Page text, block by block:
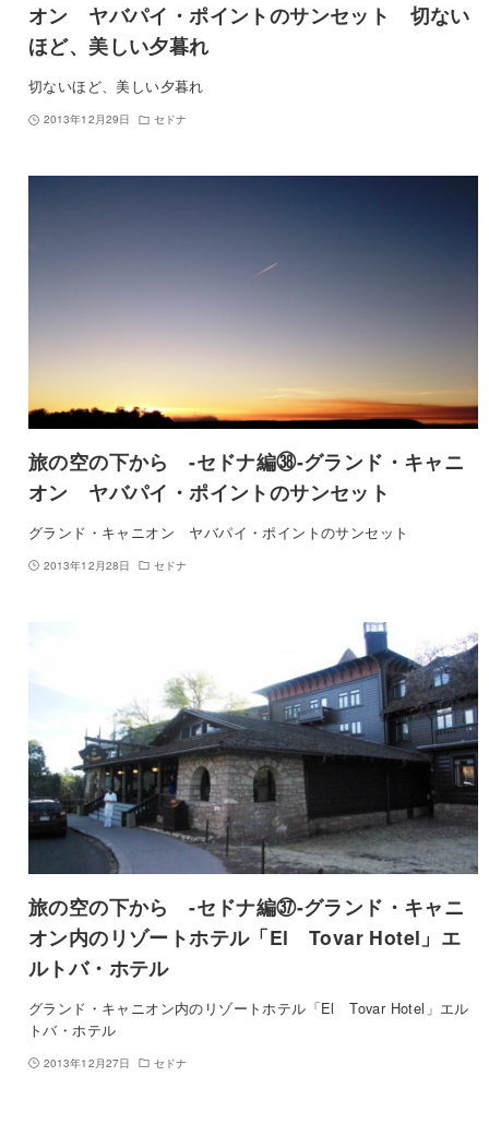
オン ヤバパイ・ポイントのサンセット 切ない
ほど、美しい夕暮れ
切ないほど、美しい夕暮れ
2013年12月29日 セドナ
旅の空の下から -セドナ編㊳-グランド・キャニ
オン ヤバパイ・ポイントのサンセット
グランド・キャニオン ヤバパイ・ポイントのサンセット
2013年12月28日 セドナ
旅の空の下から -セドナ編㊲-グランド・キャニ
オン内のリゾートホテル「El Tovar Hotel」エ
ルトバ・ホテル
グランド・キャニオン内のリゾートホテル「El Tovar Hotel」エル
トバ・ホテル
2013年12月27日 セドナ